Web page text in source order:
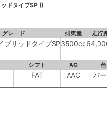
ドタイプSP ()
グレード 排気量 走行距
ブリッドタイプSP3500cc
シフト AC 色
FAT AAC パー